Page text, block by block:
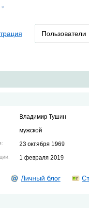
Пользователи
Владимир Тушин
мужской
23 октября 1969
1 февраля 2019
Личный блог